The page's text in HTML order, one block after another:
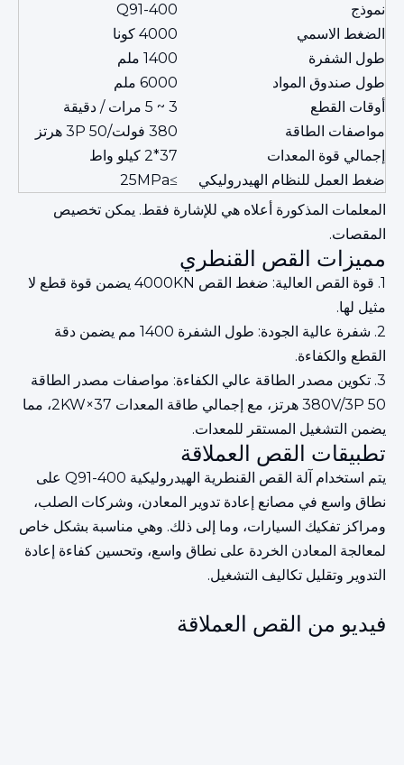
نموذج
Q91-400
الضغط الاسمي
4000 كونا
طول الشفرة
1400 ملم
طول صندوق المواد
6000 ملم
أوقات القطع
3 ~ 5 مرات / دقيقة
مواصفات الطاقة
380 فولت/3P 50 هرتز
إجمالي قوة المعدات
37*2 كيلو واط
ضغط العمل للنظام الهيدروليكي
≥25MPa
المعلمات المذكورة أعلاه هي للإشارة فقط. يمكن تخصيص
المقصات.
مميزات القص القنطري
1. قوة القص العالية: ضغط القص 4000KN يضمن قوة قطع لا
مثيل لها.
2. شفرة عالية الجودة: طول الشفرة 1400 مم يضمن دقة
القطع والكفاءة.
3. تكوين مصدر الطاقة عالي الكفاءة: مواصفات مصدر الطاقة
380V/3P 50 هرتز، مع إجمالي طاقة المعدات 37×2KW، مما
يضمن التشغيل المستقر للمعدات.
تطبيقات القص العملاقة
يتم استخدام آلة القص القنطرية الهيدروليكية Q91-400 على
نطاق واسع في مصانع إعادة تدوير المعادن، وشركات الصلب،
ومراكز تفكيك السيارات، وما إلى ذلك. وهي مناسبة بشكل خاص
لمعالجة المعادن الخردة على نطاق واسع، وتحسين كفاءة إعادة
التدوير وتقليل تكاليف التشغيل.
فيديو من القص العملاقة